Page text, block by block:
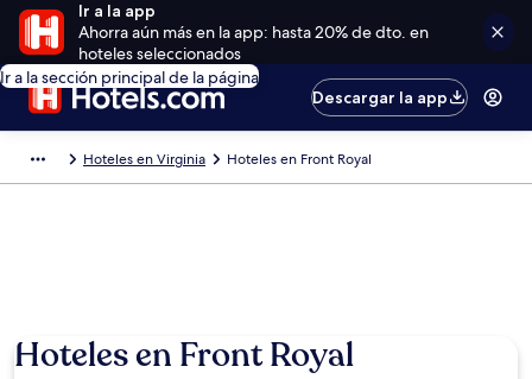
Ir a la app
Ahorra aún más en la app: hasta 20% de dto. en
hoteles seleccionados
Ir a la sección principal de la página
Descargar la app
Hoteles en Virginia Hoteles en Front Royal
Hoteles en Front Royal